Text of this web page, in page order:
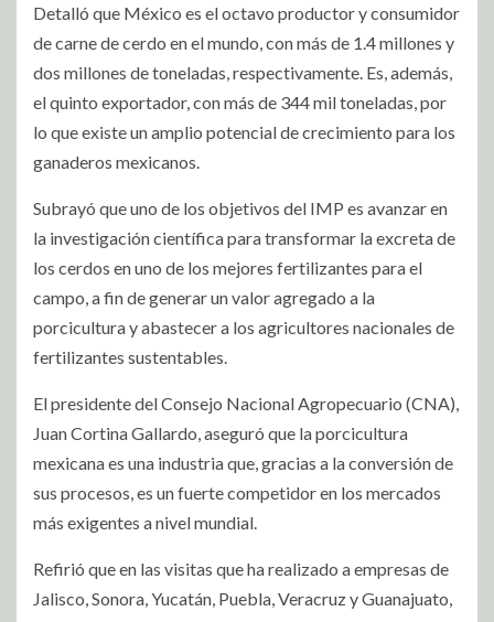
Detalló que México es el octavo productor y consumidor
de carne de cerdo en el mundo, con más de 1.4 millones y
dos millones de toneladas, respectivamente. Es, además,
el quinto exportador, con más de 344 mil toneladas, por
lo que existe un amplio potencial de crecimiento para los
ganaderos mexicanos.
Subrayó que uno de los objetivos del IMP es avanzar en
la investigación científica para transformar la excreta de
los cerdos en uno de los mejores fertilizantes para el
campo, a fin de generar un valor agregado a la
porcicultura y abastecer a los agricultores nacionales de
fertilizantes sustentables.
El presidente del Consejo Nacional Agropecuario (CNA),
Juan Cortina Gallardo, aseguró que la porcicultura
mexicana es una industria que, gracias a la conversión de
sus procesos, es un fuerte competidor en los mercados
más exigentes a nivel mundial.
Refirió que en las visitas que ha realizado a empresas de
Jalisco, Sonora, Yucatán, Puebla, Veracruz y Guanajuato,